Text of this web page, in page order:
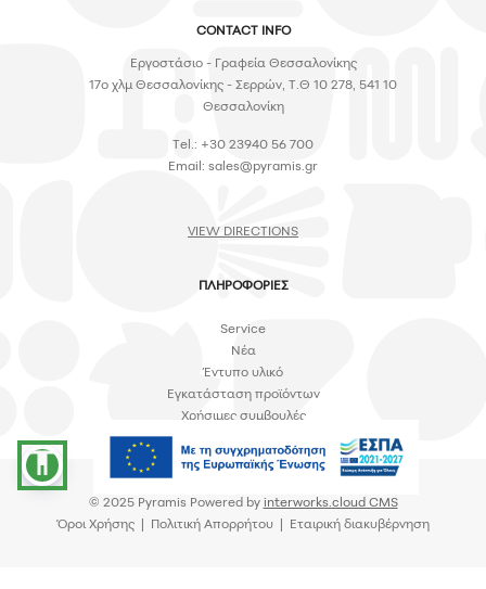
accessibility
CONTACT INFO
Εργοστάσιο - Γραφεία Θεσσαλονίκης
17ο χλμ Θεσσαλονίκης - Σερρών, Τ.Θ 10 278, 541 10
Θεσσαλονίκη
Tel.: +30 23940 56 700
Email: sales@pyramis.gr
VIEW DIRECTIONS
ΠΛΗΡΟΦΟΡΙΕΣ
Service
Νέα
Έντυπο υλικό
Εγκατάσταση προϊόντων
Χρήσιμες συμβουλές
© 2025 Pyramis Powered by interworks.cloud CMS
Όροι Χρήσης| Πολιτική Απορρήτου| Εταιρική διακυβέρνηση